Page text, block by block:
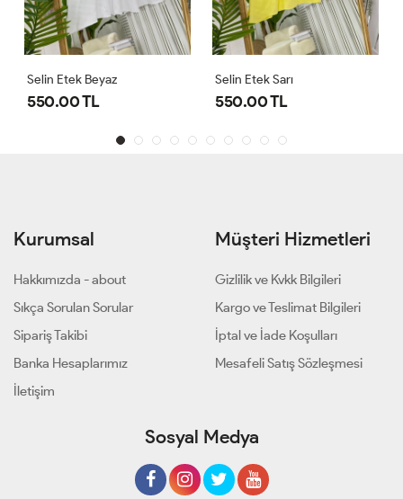
Selin Etek Sarı
550.00 TL
Holly Crush Etek Siyah
540.00 TL
Kurumsal
Hakkımızda - about
Sıkça Sorulan Sorular
Sipariş Takibi
Banka Hesaplarımız
İletişim
Müşteri Hizmetleri
Gizlilik ve Kvkk Bilgileri
Kargo ve Teslimat Bilgileri
İptal ve İade Koşulları
Mesafeli Satış Sözleşmesi
Sosyal Medya